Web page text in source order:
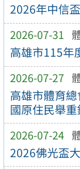
2026年中信
2026-07-31
高雄市115年
2026-07-27
高雄市體育
國原住民舉重
2026-07-24
2026佛光盃